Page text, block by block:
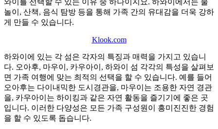
와이를 선택할 수 있는 이유 중 하나이지요. 하와이에서는 물
놀이, 산책, 음식 탐방 등을 통해 가족 간의 유대감을 더욱 강하
게 만들 수 있습니다.
Klook.com
하와이에 있는 각 섬은 각자의 특징과 매력을 가지고 있습니
다. 오아후, 마우이, 카우아이, 하와이 섬 각각의 특성을 살펴보
면 가족 여행에 맞는 최적의 선택을 할 수 있습니다. 예를 들어
오아후는 다이내믹한 도시경관을, 마우이는 조용한 자연 경관
을, 카우아이는 하이킹과 같은 자연 활동을 즐기기에 좋은 곳
입니다. 이러한 다양성은 모든 가족 구성원이 흥미진진한 경험
을 할 수 있도록 돕습니다.